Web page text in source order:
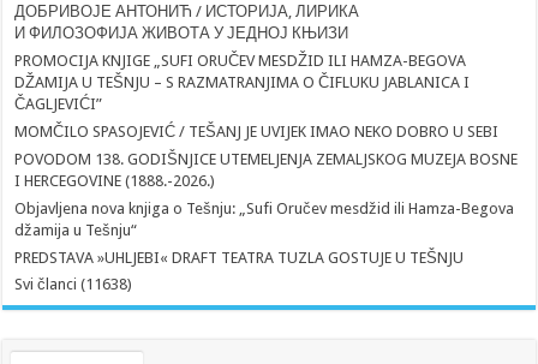
ДОБРИВОЈЕ АНТОНИЋ / ИСТОРИЈА, ЛИРИКА
И ФИЛОЗОФИЈА ЖИВОТА У ЈЕДНОЈ КЊИЗИ
PROMOCIJA KNJIGE „SUFI ORUČEV MESDŽID ILI HAMZA-BEGOVA
DŽAMIJA U TEŠNJU – S RAZMATRANJIMA O ČIFLUKU JABLANICA I
ČAGLJEVIĆI”
MOMČILO SPASOJEVIĆ / TEŠANJ JE UVIJEK IMAO NEKO DOBRO U SEBI
POVODOM 138. GODIŠNJICE UTEMELJENJA ZEMALJSKOG MUZEJA BOSNE
I HERCEGOVINE (1888.-2026.)
Objavljena nova knjiga o Tešnju: „Sufi Oručev mesdžid ili Hamza-Begova
džamija u Tešnju“
PREDSTAVA »UHLJEBI« DRAFT TEATRA TUZLA GOSTUJE U TEŠNJU
Svi članci (11638)